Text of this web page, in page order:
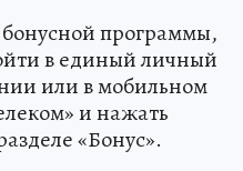
программы,
в единый личный
или в мобильном
и нажать
«Бонус».